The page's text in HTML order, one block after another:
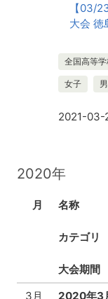
【03/
大会 徳
全国高等
女子
2021-03-
2020年
月 名称
カテゴリ
大会期間
3月
2020年3